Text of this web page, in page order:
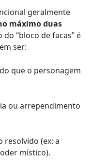
geralmente
máximo duas
“bloco de facas” é
ser:
que o personagem
ou arrependimento
resolvido (ex: a
místico).